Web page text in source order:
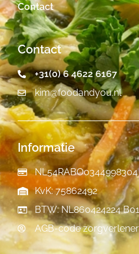
Contact
Contact
+31(0) 6 4622 6167
kim@foodandyou.nl
Informatie
NL54RABO0344998304
KvK: 75862492
BTW: NL860424224 B01
AGB-code